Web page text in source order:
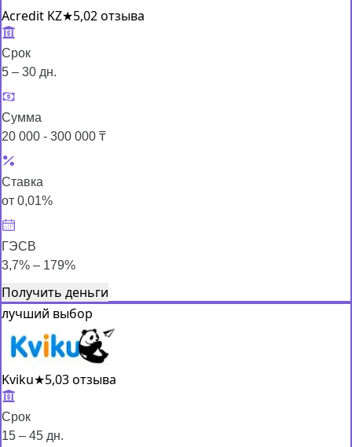
Acredit KZ★5,02 отзыва
Срок
5 – 30 дн.
Сумма
20 000 - 300 000 ₸
Ставка
от 0,01%
ГЭСВ
3,7% – 179%
Получить деньги
лучший выбор
Kviku★5,03 отзыва
Срок
15 – 45 дн.